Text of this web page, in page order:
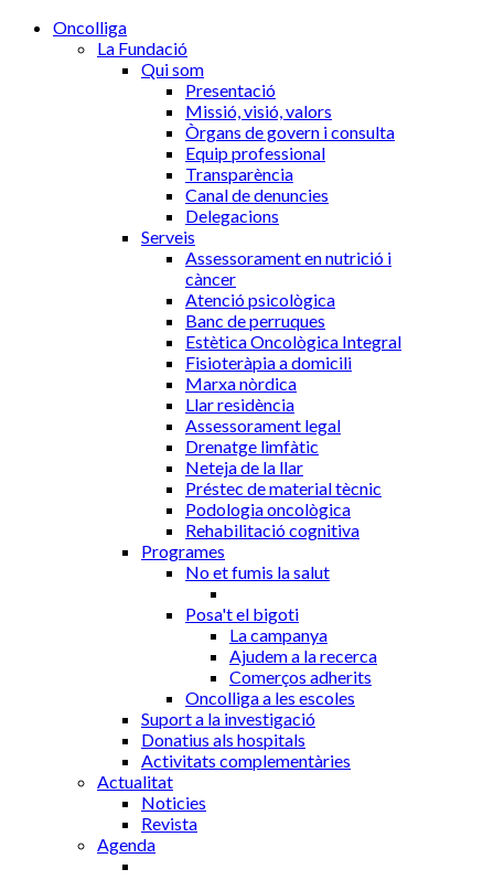
Oncolliga
La Fundació
Qui som
Presentació
Missió, visió, valors
Òrgans de govern i consulta
Equip professional
Transparència
Canal de denuncies
Delegacions
Serveis
Assessorament en nutrició i
càncer
Atenció psicològica
Banc de perruques
Estètica Oncològica Integral
Fisioteràpia a domicili
Marxa nòrdica
Llar residència
Assessorament legal
Drenatge limfàtic
Neteja de la llar
Préstec de material tècnic
Podologia oncològica
Rehabilitació cognitiva
Programes
No et fumis la salut
Posa't el bigoti
La campanya
Ajudem a la recerca
Comerços adherits
Oncolliga a les escoles
Suport a la investigació
Donatius als hospitals
Activitats complementàries
Actualitat
Noticies
Revista
Agenda